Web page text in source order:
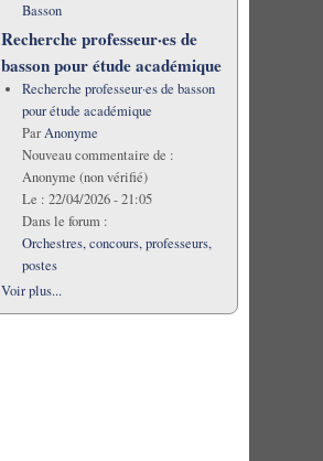
Basson
Recherche professeur·es de
basson pour étude académique
Recherche professeur·es de basson
pour étude académique
ParAnonyme
Nouveau commentaire de :
Anonyme (non vérifié)
Le : 22/04/2026 - 21:05
Dans le forum :
Orchestres, concours, professeurs,
postes
Voir plus...